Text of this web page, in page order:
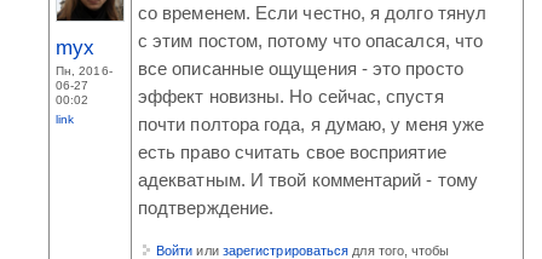
myx
Пн, 2016-
06-27
00:02
link
со временем. Если честно, я долго тянул
с этим постом, потому что опасался, что
все описанные ощущения - это просто
эффект новизны. Но сейчас, спустя
почти полтора года, я думаю, у меня уже
есть право считать свое восприятие
адекватным. И твой комментарий - тому
подтверждение.
Войти или зарегистрироваться для того, чтобы